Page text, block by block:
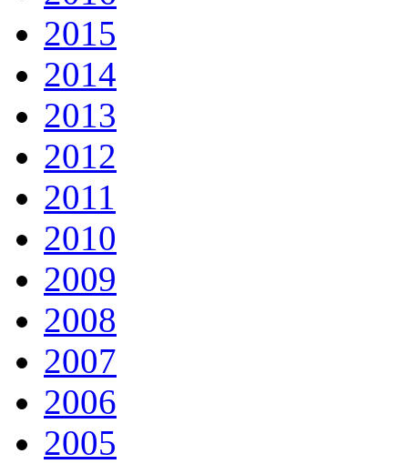
2015
2014
2013
2012
2011
2010
2009
2008
2007
2006
2005